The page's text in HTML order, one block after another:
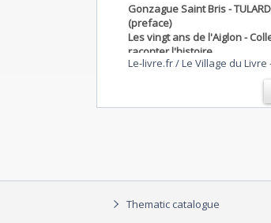
Gonzague Saint Bris -
(preface)
Les vingt ans de l'Aiglon -
raconter l'histoire
Le-livre.fr / Le Village du Livre
Thematic catalogue